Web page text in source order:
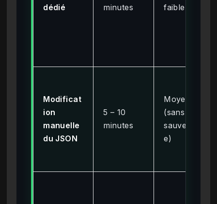
dédié
minutes
faible
Modificat
ion
manuelle
du JSON
5 – 10
minutes
Moyen
(sans
sauvegard
e)